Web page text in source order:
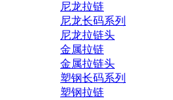
尼龙拉链
尼龙长码系列
尼龙拉链头
金属拉链
金属拉链头
塑钢长码系列
塑钢拉链